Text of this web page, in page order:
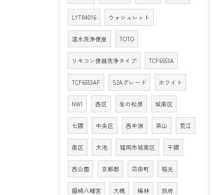
LYT84016 ウォシュレット
温水洗浄便座 TOTO
リモコン便器洗浄タイプ TCF6553A
TCF6553AF S2Aグレード ホワイト
NW1 西区 生の松原 城南区
七隈 中央区 西中洲 茶山 荒江
南区 大池 福岡市城南区 干隈
西公園 京都郡 苅田町 稲光
國崎八幡宮 大橋 梅林 別府